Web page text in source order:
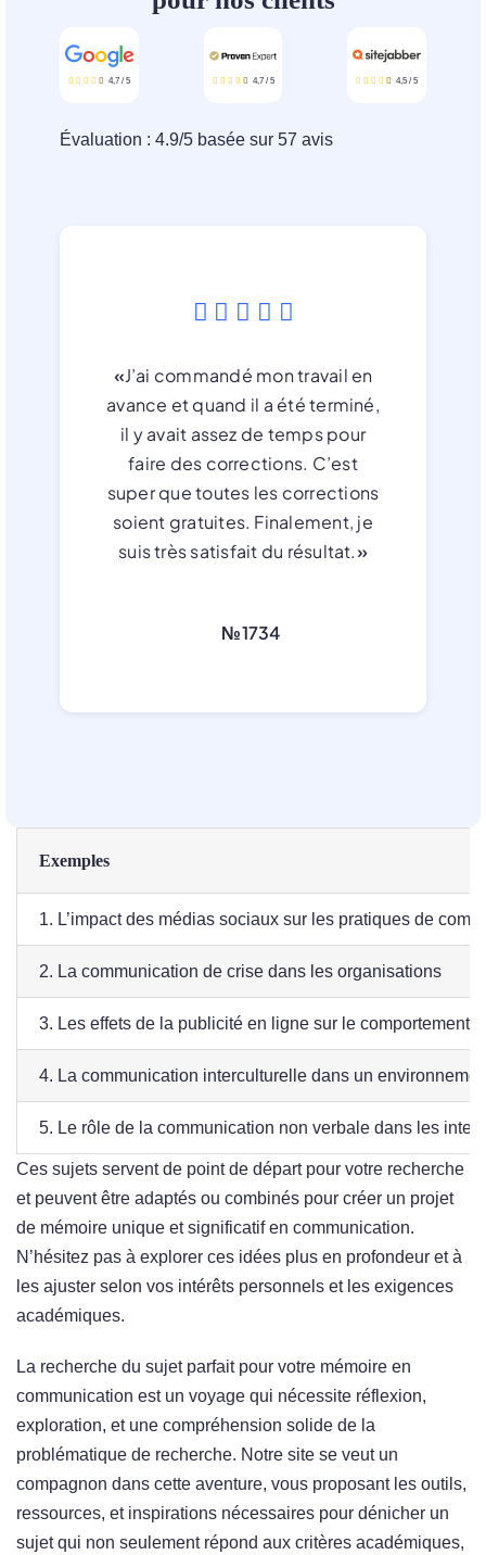
4,7/ 5 4,7/ 5 4,5 /5
Évaluation : 4.9/5 basée sur 57 avis
«J’ai commandé mon travail en
avance et quand il a été terminé,
il y avait assez de temps pour
faire des corrections. C’est
super que toutes les corrections
soient gratuites. Finalement, je
suis très satisfait du résultat.»
№1734
Exemples
1. L’impact des médias sociaux sur les pratiques de
2. La communication de crise dans les organisations
3. Les effets de la publicité en ligne sur le comportement
4. La communication interculturelle dans un
5. Le rôle de la communication non verbale dans les
Ces sujets servent de point de départ pour votre recherche
et peuvent être adaptés ou combinés pour créer un projet
de mémoire unique et significatif en communication.
N’hésitez pas à explorer ces idées plus en profondeur et à
les ajuster selon vos intérêts personnels et les exigences
académiques.
La recherche du sujet parfait pour votre mémoire en
communication est un voyage qui nécessite réflexion,
exploration, et une compréhension solide de la
problématique de recherche. Notre site se veut un
compagnon dans cette aventure, vous proposant les outils,
ressources, et inspirations nécessaires pour dénicher un
sujet qui non seulement répond aux critères académiques,